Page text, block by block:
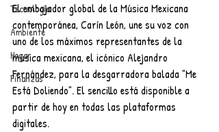
Tecnología
Ambiente
Hogar
Finanzas
El embajador global de la Música Mexicana
contemporánea, Carín León, une su voz con
uno de los máximos representantes de la
música mexicana, el icónico Alejandro
Fernández, para la desgarradora balada "Me
Está Doliendo". El sencillo está disponible a
partir de hoy en todas las plataformas
digitales.